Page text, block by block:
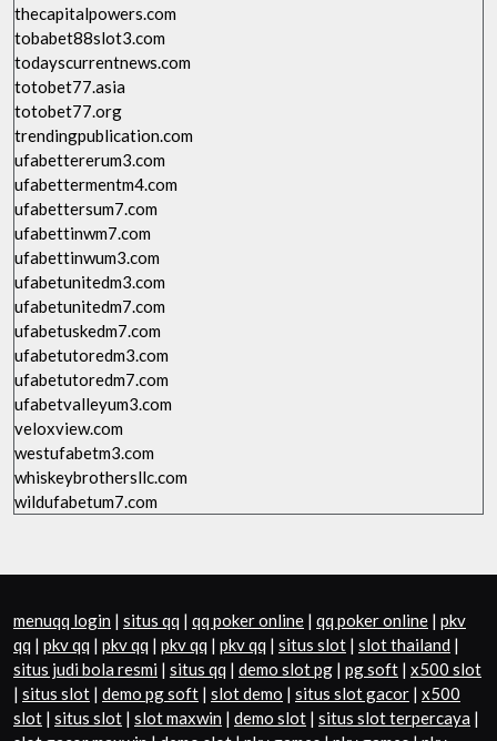
thecapitalpowers.com
tobabet88slot3.com
todayscurrentnews.com
totobet77.asia
totobet77.org
trendingpublication.com
ufabettererum3.com
ufabettermentm4.com
ufabettersum7.com
ufabettinwm7.com
ufabettinwum3.com
ufabetunitedm3.com
ufabetunitedm7.com
ufabetuskedm7.com
ufabetutoredm3.com
ufabetutoredm7.com
ufabetvalleyum3.com
veloxview.com
westufabetm3.com
whiskeybrothersllc.com
wildufabetum7.com
menuqq login | situs qq | qq poker online | qq poker online | pkv
qq | pkv qq | pkv qq | pkv qq | pkv qq | situs slot | slot thailand |
situs judi bola resmi | situs qq | demo slot pg | pg soft | x500 slot
| situs slot | demo pg soft | slot demo | situs slot gacor | x500
slot | situs slot | slot maxwin | demo slot | situs slot terpercaya |